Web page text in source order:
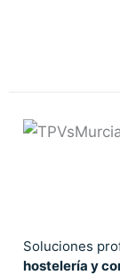
Soluciones
hostelería y